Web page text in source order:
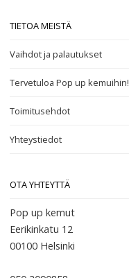
TIETOA MEISTÄ
Vaihdot ja palautukset
Tervetuloa Pop up kemuihin!
Toimitusehdot
Yhteystiedot
OTA YHTEYTTÄ
Pop up kemut
Eerikinkatu 12
00100 Helsinki